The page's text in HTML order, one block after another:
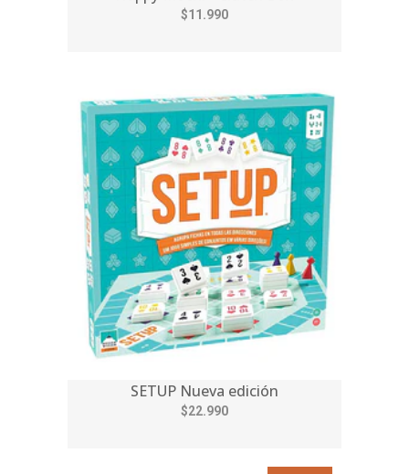
$11.990
SETUP Nueva edición
$22.990